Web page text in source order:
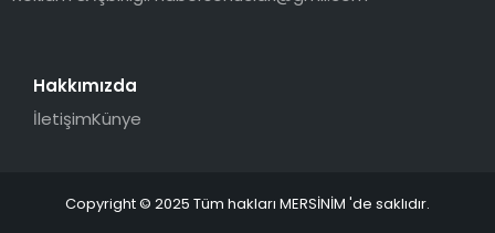
Hakkımızda
İletişimKünye
Copyright © 2025 Tüm hakları MERSİNİM 'de saklıdır.